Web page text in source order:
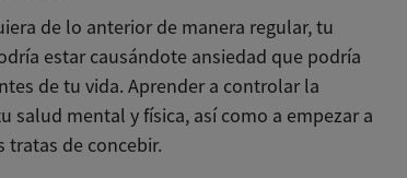
de lo anterior de manera regular, tu
estar causándote ansiedad que podría
de tu vida. Aprender a controlar la
salud mental y física, así como a empezar a
tratas de concebir.